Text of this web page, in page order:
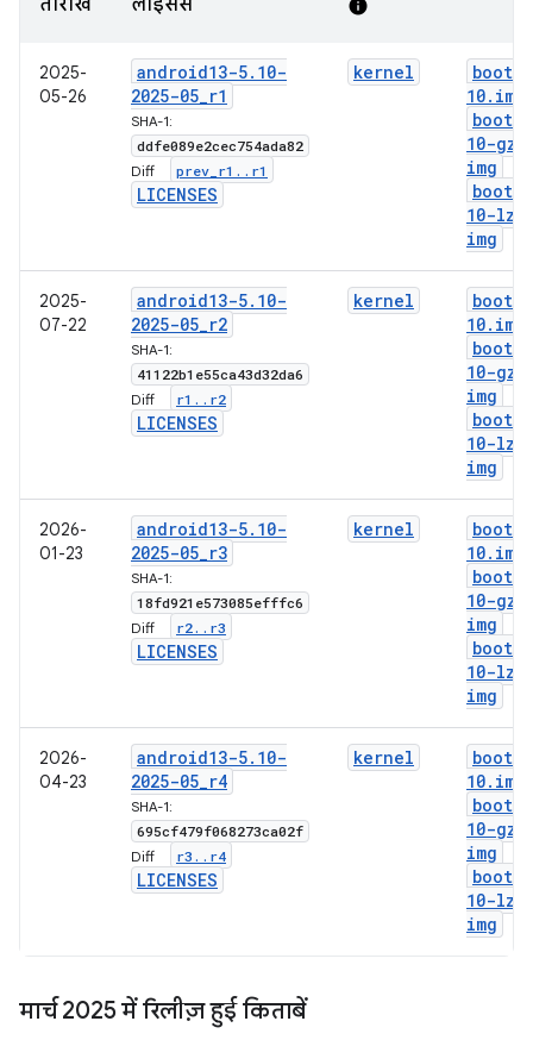
तारीख
लाइसेंस
info
2025-
05-26
android13-5. 10-
2025-05_r1
SHA-1:
ddfe089e2cec754ada82
Diff: prev r1 . . r1
LICENSES
kernel
boot-5
10. img
boot-5
10-gz
img
boot-5
10-lz4
img
2025-
07-22
android13-5. 10-
2025-05_r2
SHA-1:
41122b1e55ca43d32da6
Diff: r1 . . r2
LICENSES
kernel
boot-5
10. img
boot-5
10-gz
img
boot-5
10-lz4
img
2026-
01-23
android13-5. 10-
2025-05_r3
SHA-1:
18fd921e573085efffc6
Diff: r2. . r3
LICENSES
kernel
boot-5
10. img
boot-5
10-gz
img
boot-5
10-lz4
img
2026-
04-23
android13-5. 10-
2025-05_r4
SHA-1:
695cf479f068273ca02f
Diff: r3 . . r4
LICENSES
kernel
boot-5
10. img
boot-5
10-gz
img
boot-5
10-lz4
img
मार्च 2025 में रिलीज़ हुई किताबें